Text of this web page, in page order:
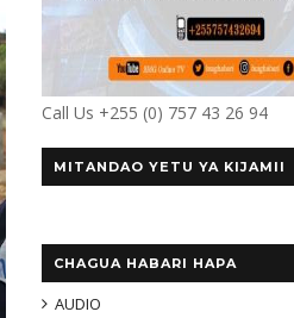
Call Us +255 (0) 757 43 26 94
MITANDAO YETU YA KIJAMII
CHAGUA HABARI HAPA
AUDIO